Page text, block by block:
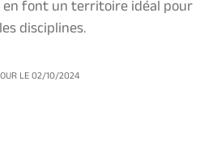
font un territoire idéal pour
disciplines.
LE02/10/2024